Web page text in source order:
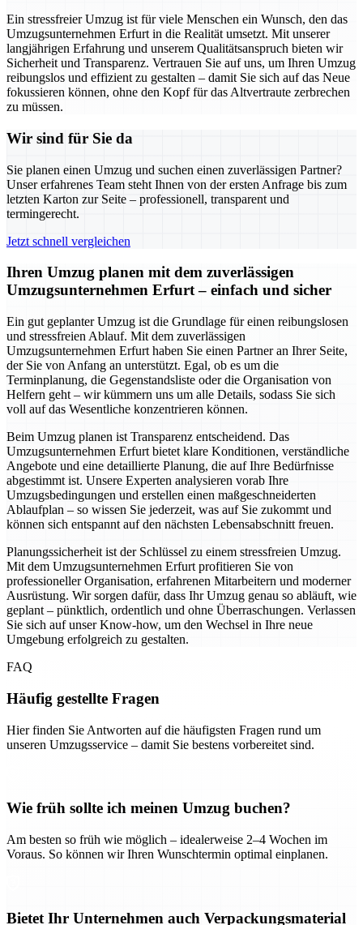
Ein stressfreier Umzug ist für viele Menschen ein Wunsch, den das
Umzugsunternehmen Erfurt in die Realität umsetzt. Mit unserer
langjährigen Erfahrung und unserem Qualitätsanspruch bieten wir
Sicherheit und Transparenz. Vertrauen Sie auf uns, um Ihren Umzug
reibungslos und effizient zu gestalten – damit Sie sich auf das Neue
fokussieren können, ohne den Kopf für das Altvertraute zerbrechen
zu müssen.
Wir sind für Sie da
Sie planen einen Umzug und suchen einen zuverlässigen Partner?
Unser erfahrenes Team steht Ihnen von der ersten Anfrage bis zum
letzten Karton zur Seite – professionell, transparent und
termingerecht.
Jetzt schnell vergleichen
Ihren Umzug planen mit dem zuverlässigen
Umzugsunternehmen Erfurt – einfach und sicher
Ein gut geplanter Umzug ist die Grundlage für einen reibungslosen
und stressfreien Ablauf. Mit dem zuverlässigen
Umzugsunternehmen Erfurt haben Sie einen Partner an Ihrer Seite,
der Sie von Anfang an unterstützt. Egal, ob es um die
Terminplanung, die Gegenstandsliste oder die Organisation von
Helfern geht – wir kümmern uns um alle Details, sodass Sie sich
voll auf das Wesentliche konzentrieren können.
Beim Umzug planen ist Transparenz entscheidend. Das
Umzugsunternehmen Erfurt bietet klare Konditionen, verständliche
Angebote und eine detaillierte Planung, die auf Ihre Bedürfnisse
abgestimmt ist. Unsere Experten analysieren vorab Ihre
Umzugsbedingungen und erstellen einen maßgeschneiderten
Ablaufplan – so wissen Sie jederzeit, was auf Sie zukommt und
können sich entspannt auf den nächsten Lebensabschnitt freuen.
Planungssicherheit ist der Schlüssel zu einem stressfreien Umzug.
Mit dem Umzugsunternehmen Erfurt profitieren Sie von
professioneller Organisation, erfahrenen Mitarbeitern und moderner
Ausrüstung. Wir sorgen dafür, dass Ihr Umzug genau so abläuft, wie
geplant – pünktlich, ordentlich und ohne Überraschungen. Verlassen
Sie sich auf unser Know-how, um den Wechsel in Ihre neue
Umgebung erfolgreich zu gestalten.
FAQ
Häufig gestellte Fragen
Hier finden Sie Antworten auf die häufigsten Fragen rund um
unseren Umzugsservice – damit Sie bestens vorbereitet sind.
Wie früh sollte ich meinen Umzug buchen?
Am besten so früh wie möglich – idealerweise 2–4 Wochen im
Voraus. So können wir Ihren Wunschtermin optimal einplanen.
Bietet Ihr Unternehmen auch Verpackungsmaterial